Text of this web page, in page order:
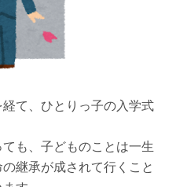
て、ひとりっ子の入学式
も、子どものことは一生
継承が成されて行くこと